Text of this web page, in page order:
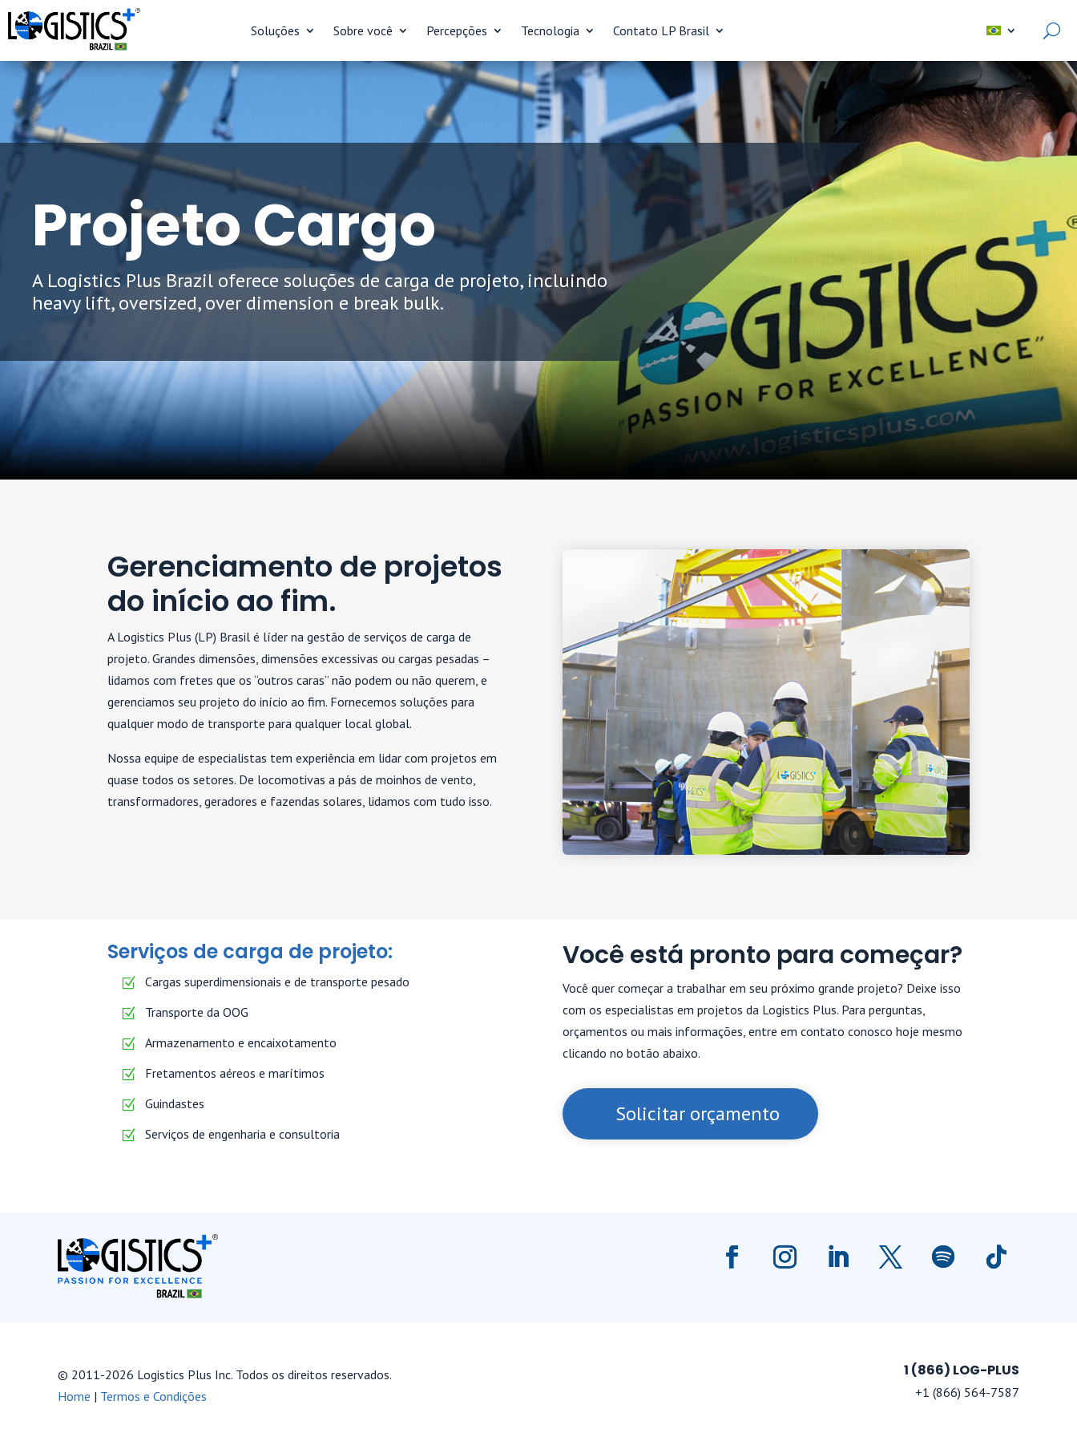
Soluções Sobre você Percepções Tecnologia Contato LP Brasil
Projeto Cargo
A Logistics Plus Brazil oferece soluções de carga de projeto, incluindo
heavy lift, oversized, over dimension e break bulk.
Gerenciamento de projetos
do início ao fim.
A Logistics Plus (LP) Brasil é líder na gestão de serviços de carga de
projeto. Grandes dimensões, dimensões excessivas ou cargas pesadas –
lidamos com fretes que os “outros caras” não podem ou não querem, e
gerenciamos seu projeto do início ao fim. Fornecemos soluções para
qualquer modo de transporte para qualquer local global.
Nossa equipe de especialistas tem experiência em lidar com projetos em
quase todos os setores. De locomotivas a pás de moinhos de vento,
transformadores, geradores e fazendas solares, lidamos com tudo isso.
Serviços de carga de projeto:
Cargas superdimensionais e de transporte pesado
Transporte da OOG
Armazenamento e encaixotamento
Fretamentos aéreos e marítimos
Guindastes
Serviços de engenharia e consultoria
Você está pronto para começar?
Você quer começar a trabalhar em seu próximo grande projeto? Deixe isso
com os especialistas em projetos da Logistics Plus. Para perguntas,
orçamentos ou mais informações, entre em contato conosco hoje mesmo
clicando no botão abaixo.
Solicitar orçamento
© 2011-2026 Logistics Plus Inc. Todos os direitos reservados.
Home | Termos e Condições
1 (866) LOG-PLUS
+1 (866) 564-7587